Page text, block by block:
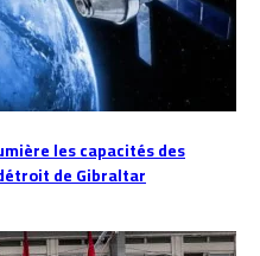
les capacités des
de Gibraltar